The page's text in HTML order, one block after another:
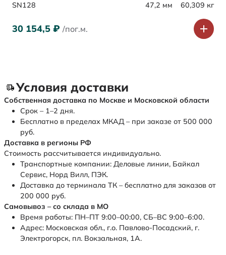
SN128 47,2 мм 60,309 кг
30 154,5 ₽ /пог.м.
Условия доставки
Собственная доставка по Москве и Московской области
Срок – 1–2 дня.
Бесплатно в пределах МКАД – при заказе от 500 000
руб.
Доставка в регионы РФ
Стоимость рассчитывается индивидуально.
Транспортные компании: Деловые линии, Байкал
Сервис, Норд Вилл, ПЭК.
Доставка до терминала ТК – бесплатно для заказов от
200 000 руб.
Самовывоз – со склада в МО
Время работы: ПН–ПТ 9:00–00:00, СБ–ВС 9:00–6:00.
Адрес: Московская обл., г.о. Павлово-Посадский, г.
Электрогорск, пл. Вокзальная, 1А.